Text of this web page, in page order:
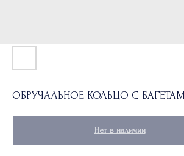
ОБРУЧАЛЬНОЕ КОЛЬЦО С
Нет в наличии